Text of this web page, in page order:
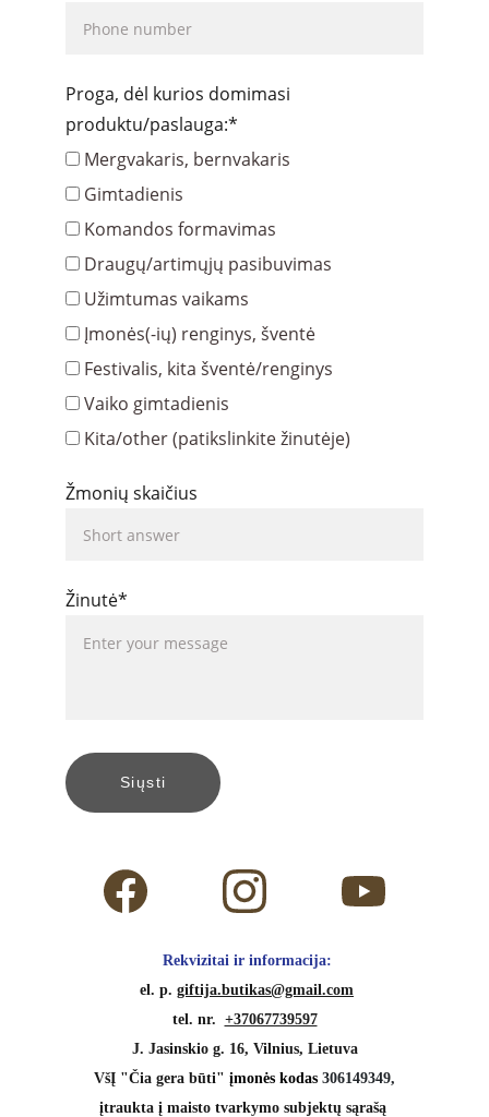
Proga, dėl kurios domimasi
produktu/paslauga:*
Mergvakaris, bernvakaris
Gimtadienis
Komandos formavimas
Draugų/artimųjų pasibuvimas
Užimtumas vaikams
Įmonės(-ių) renginys, šventė
Festivalis, kita šventė/renginys
Vaiko gimtadienis
Kita/other (patikslinkite žinutėje)
Žmonių skaičius
Žinutė*
Siųsti
Rekvizitai ir informacija:
el. p. giftija.butikas@gmail.com
tel. nr. +37067739597
J. Jasinskio g. 16, Vilnius, Lietuva
VšĮ "Čia gera būti" įmonės kodas 306149349,
įtraukta į maisto tvarkymo subjektų sąrašą